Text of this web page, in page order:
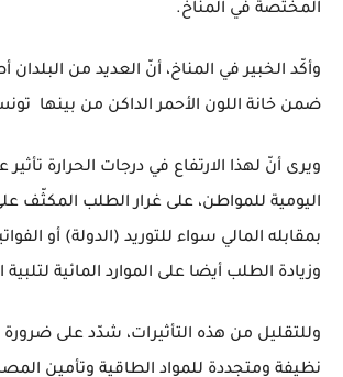
المختصة في المناخ.
وأكّد الخبير في المناخ، أنّ العديد من
ضمن خانة اللون الأحمر الداكن من بينها
ويرى أنّ لهذا الارتفاع في درجات الحرارة
اليومية للمواطن، على غرار الطلب المكثّف
بمقابله المالي سواء للتوريد (الدولة) أو
وزيادة الطلب أيضا على الموارد المائية لتلبية
وللتقليل من هذه التأثيرات، شدّد على ضرورة
نظيفة ومتجددة للمواد الطاقية وتأمين